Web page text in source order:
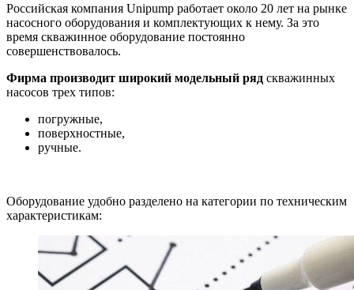
Российская компания Unipump работает около 20 лет на рынке
насосного оборудования и комплектующих к нему. За это
время скважинное оборудование постоянно
совершенствовалось.
Фирма производит широкий модельный ряд скважинных
насосов трех типов:
погружные,
поверхностные,
ручные.
Оборудование удобно разделено на категории по техническим
характеристикам: